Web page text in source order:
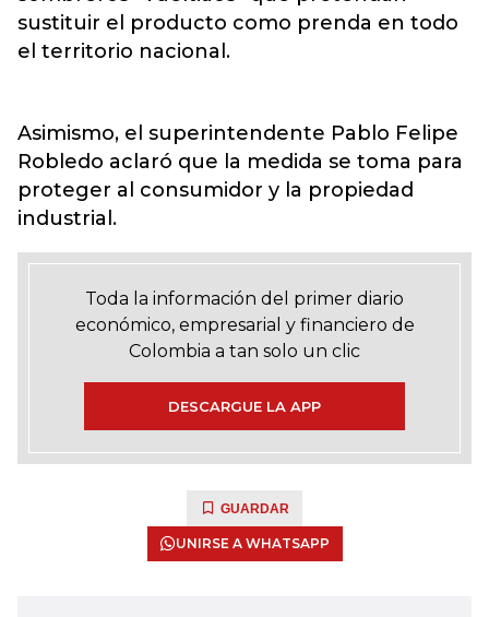
sustituir el producto como prenda en todo
el territorio nacional.
Asimismo, el superintendente Pablo Felipe
Robledo aclaró que la medida se toma para
proteger al consumidor y la propiedad
industrial.
Toda la información del primer diario
económico, empresarial y financiero de
Colombia a tan solo un clic
DESCARGUE LA APP
GUARDAR
UNIRSE A WHATSAPP